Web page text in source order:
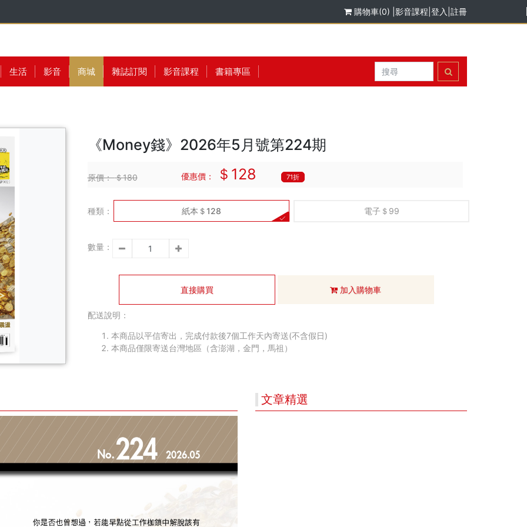
購物車(0) 影音課程 登入 註冊
生活 影音 商城 雜誌訂閱 影音課程 書籍專區
《Money錢》2026年5月號第224期
原價：＄180 優惠價： ＄128 71折
種類： 紙本＄128 電子＄99
數量：
直接購買 加入購物車
配送說明：
本商品以平信寄出，完成付款後7個工作天內寄送(不含假日)
本商品僅限寄送台灣地區（含澎湖，金門，馬祖）
文章精選